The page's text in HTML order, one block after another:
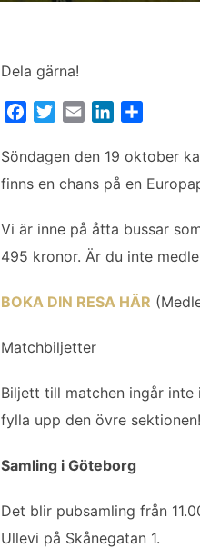
Dela gärna!
c
e
k
i
a
i
n
k
n
l
a
Söndagen den 19 oktober
finns en chans på en
Vi är inne på åtta bussar
495 kronor. Är du inte
BOKA DIN RESA HÄR
Matchbiljetter
Biljett till matchen ingår inte
fylla upp den övre sektionen!
Samling i Göteborg
Det blir pubsamling från
Ullevi på Skånegatan 1.